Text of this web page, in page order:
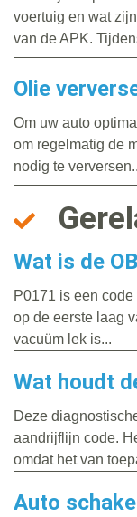
voertuig en wat
van de APK.
Olie
Om uw auto
om regelmatig de
nodig te
Wat is de
P0171 is een
op de eerste laag
vacuüm lek is...
Wat houdt
Deze
aandrijflijn code.
omdat het van
Auto